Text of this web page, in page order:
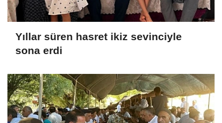
Yıllar süren hasret ikiz sevinciyle
sona erdi